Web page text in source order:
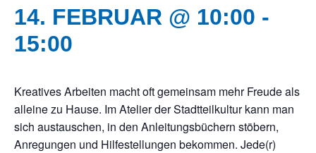
14. FEBRUAR @ 10:00 -
15:00
Kreatives Arbeiten macht oft gemeinsam mehr Freude als
alleine zu Hause. Im Atelier der Stadtteilkultur kann man
sich austauschen, in den Anleitungsbüchern stöbern,
Anregungen und Hilfestellungen bekommen. Jede(r)